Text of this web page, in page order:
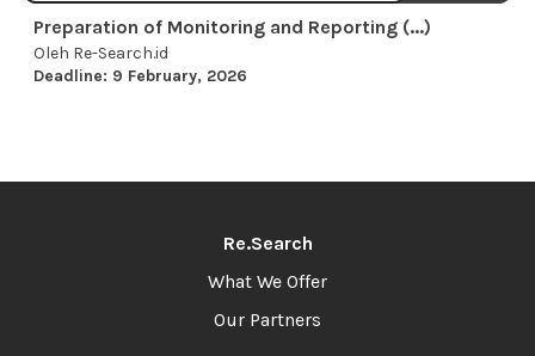
Preparation of Monitoring and Reporting (...)
Oleh Re-Search.id
Deadline: 9 February, 2026
Re.Search
What We Offer
Our Partners